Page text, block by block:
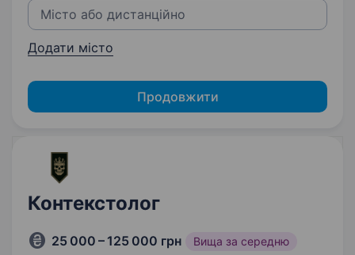
Додати місто
Продовжити
Контекстолог
25 000 – 125 000 грн Вища за середню